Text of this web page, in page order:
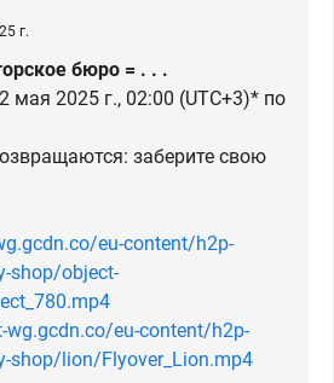
г.
бюро = . . .
мая 2025 г., 02:00 (UTC+3)* по
заберите свою
eu-content/h2p-
shop/object-
wg.gcdn.co/eu-content/h2p-
shop/lion/Flyover_Lion.mp4